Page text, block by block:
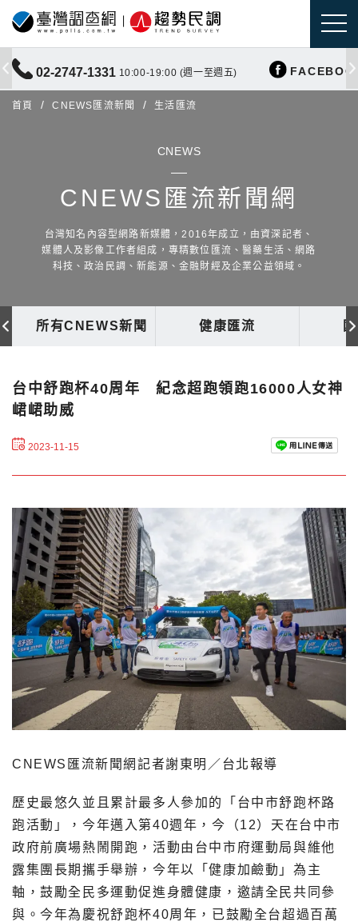
02-2747-1331 10:00-19:00 (週一至週五)
首頁 CNEWS匯流新聞 生活匯流
CNEWS
CNEWS匯流新聞網
台灣知名內容型網路新媒體，2016年成立，由資深記者、
媒體人及影像工作者組成，專精數位匯流、醫藥生活、網路
科技、政治民調、新能源、金融財經及企業公益領域。
所有CNEWS新聞 健康匯流
台中舒跑杯40周年 紀念超跑領跑16000人女神
峮峮助威
2023-11-15
CNEWS匯流新聞網記者謝東明／台北報導
歷史最悠久並且累計最多人參加的「台中市舒跑杯路
跑活動」，今年邁入第40週年，今（12）天在台中市
政府前廣場熱鬧開跑，活動由台中市府運動局與維他
露集團長期攜手舉辦，今年以「健康加鹼動」為主
軸，鼓勵全民多運動促進身體健康，邀請全民共同參
與。今年為慶祝舒跑杯40周年，已鼓勵全台超過百萬